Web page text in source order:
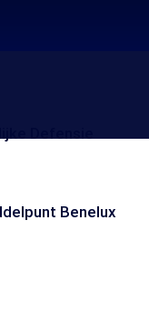
Benelux